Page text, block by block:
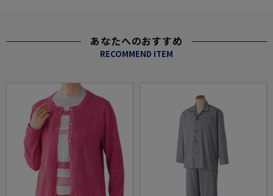
あなたへのおすすめ
RECOMMEND ITEM